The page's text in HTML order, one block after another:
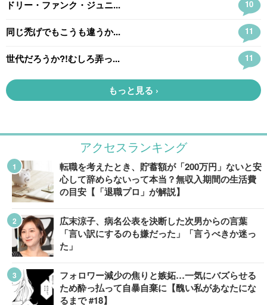
アクセスランキング
転職を考えたとき、貯蓄額が「200万円」ないと安
心して辞めらないって本当？無収入期間の生活費
の目安【「退職プロ」が解説】
広末涼子、病名公表を決断した次男からの言葉
「言い訳にするのも嫌だった」「言うべきか迷っ
た」
フォロワー減少の焦りと嫉妬…一気にバズらせる
ため酔っ払って自暴自棄に【醜い私があなたにな
るまで #18】